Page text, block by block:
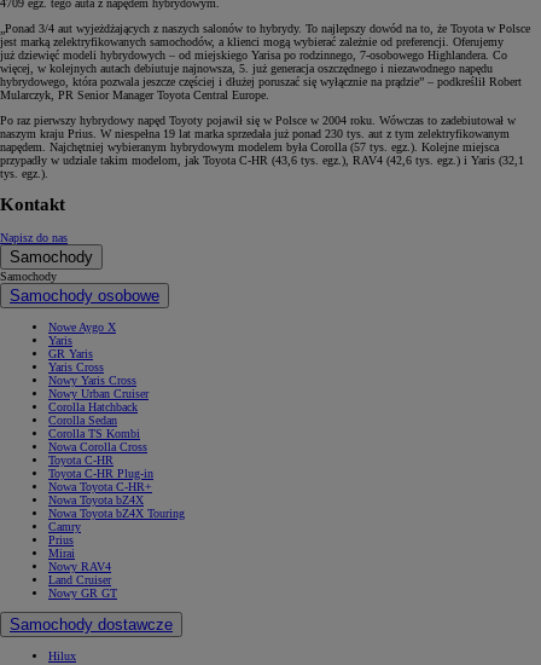
4709 egz. tego auta z napędem hybrydowym.
„Ponad 3/4 aut wyjeżdżających z naszych salonów to hybrydy. To najlepszy dowód na to, że Toyota w Polsce
jest marką zelektryfikowanych samochodów, a klienci mogą wybierać zależnie od preferencji. Oferujemy
już dziewięć modeli hybrydowych – od miejskiego Yarisa po rodzinnego, 7-osobowego Highlandera. Co
więcej, w kolejnych autach debiutuje najnowsza, 5. już generacja oszczędnego i niezawodnego napędu
hybrydowego, która pozwala jeszcze częściej i dłużej poruszać się wyłącznie na prądzie” – podkreślił Robert
Mularczyk, PR Senior Manager Toyota Central Europe.
Po raz pierwszy hybrydowy napęd Toyoty pojawił się w Polsce w 2004 roku. Wówczas to zadebiutował w
naszym kraju Prius. W niespełna 19 lat marka sprzedała już ponad 230 tys. aut z tym zelektryfikowanym
napędem. Najchętniej wybieranym hybrydowym modelem była Corolla (57 tys. egz.). Kolejne miejsca
przypadły w udziale takim modelom, jak Toyota C-HR (43,6 tys. egz.), RAV4 (42,6 tys. egz.) i Yaris (32,1
tys. egz.).
Kontakt
Napisz do nas
Samochody
Samochody
Samochody osobowe
Nowe Aygo X
Yaris
GR Yaris
Yaris Cross
Nowy Yaris Cross
Nowy Urban Cruiser
Corolla Hatchback
Corolla Sedan
Corolla TS Kombi
Nowa Corolla Cross
Toyota C-HR
Toyota C-HR Plug-in
Nowa Toyota C-HR+
Nowa Toyota bZ4X
Nowa Toyota bZ4X Touring
Camry
Prius
Mirai
Nowy RAV4
Land Cruiser
Nowy GR GT
Samochody dostawcze
Hilux